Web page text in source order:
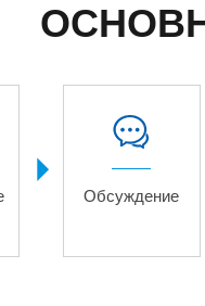

Обсуждение